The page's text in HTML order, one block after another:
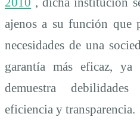
ajenos a su función que
necesidades de una
garantía más eficaz,
demuestra
eficiencia y transparencia.